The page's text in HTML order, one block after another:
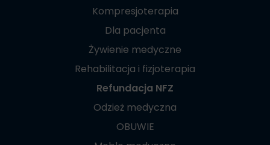
Kompresjoterapia
Dla pacjenta
Żywienie medyczne
Rehabilitacja i fizjoterapia
Refundacja NFZ
Odzież medyczna
OBUWIE